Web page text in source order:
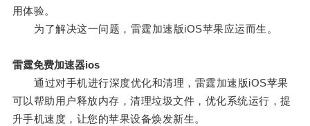
用体验。
为了解决这一问题，雷霆加速版iOS苹果应运而生。
雷霆免费加速器ios
通过对手机进行深度优化和清理，雷霆加速版iOS苹果
可以帮助用户释放内存，清理垃圾文件，优化系统运行，提
升手机速度，让您的苹果设备焕发新生。